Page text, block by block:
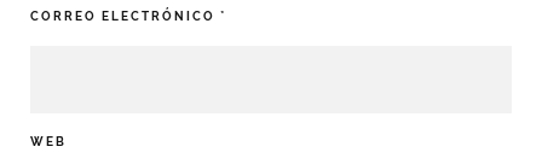
CORREO ELECTRÓNICO *
WEB